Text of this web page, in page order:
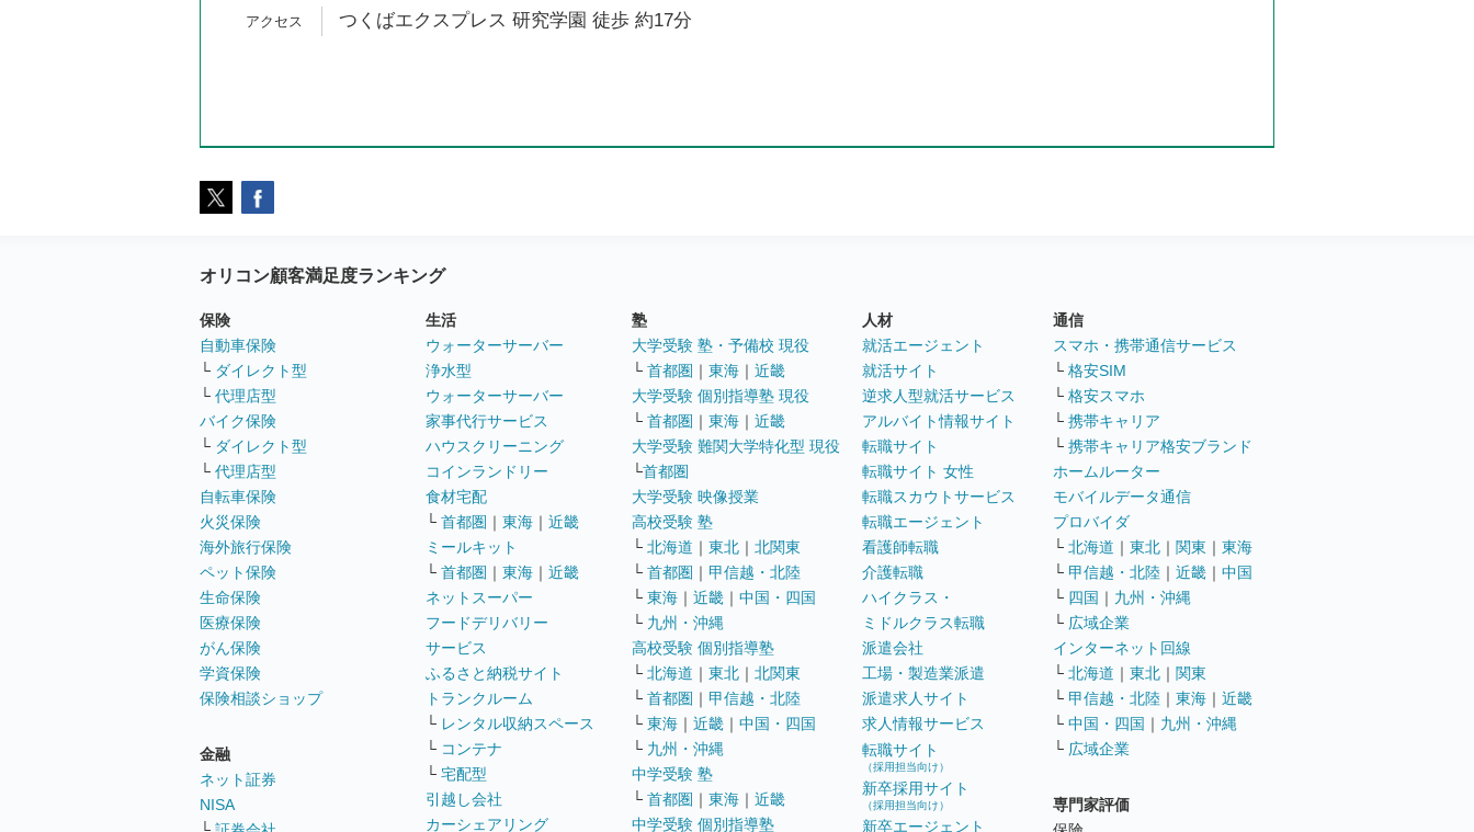
つくばエクスプレス 研究学園 徒歩 約17分
オリコン顧客満足度ランキング
保険
自動車保険
└ ダイレクト型
└ 代理店型
バイク保険
└ ダイレクト型
└ 代理店型
自転車保険
火災保険
海外旅行保険
ペット保険
生命保険
医療保険
がん保険
学資保険
保険相談ショップ
金融
ネット証券
NISA
生活
ウォーターサーバー
浄水型
ウォーターサーバー
家事代行サービス
ハウスクリーニング
コインランドリー
食材宅配
└ 首都圏 ｜ 東海 ｜ 近畿
ミールキット
└ 首都圏 ｜ 東海 ｜ 近畿
ネットスーパー
フードデリバリー
サービス
ふるさと納税サイト
トランクルーム
└ レンタル収納スペース
└ コンテナ
└ 宅配型
引越し会社
カーシェアリング
塾
大学受験 塾・予備校 現役
└ 首都圏 ｜ 東海 ｜ 近畿
大学受験 個別指導塾 現役
└ 首都圏 ｜ 東海 ｜ 近畿
大学受験 難関大学特化型 現役
└首都圏
大学受験 映像授業
高校受験 塾
└ 北海道 ｜ 東北 ｜ 北関東
└ 首都圏 ｜ 甲信越・北陸
└ 東海 ｜ 近畿 ｜ 中国・四国
└ 九州・沖縄
高校受験 個別指導塾
└ 北海道 ｜ 東北 ｜ 北関東
└ 首都圏 ｜ 甲信越・北陸
└ 東海 ｜ 近畿 ｜ 中国・四国
└ 九州・沖縄
中学受験 塾
└ 首都圏 ｜ 東海 ｜ 近畿
中学受験 個別指導塾
人材
就活エージェント
就活サイト
逆求人型就活サービス
アルバイト情報サイト
転職サイト
転職サイト 女性
転職スカウトサービス
転職エージェント
看護師転職
介護転職
ハイクラス・
ミドルクラス転職
派遣会社
工場・製造業派遣
派遣求人サイト
求人情報サービス
転職サイト
（採用担当向け）
新卒採用サイト
（採用担当向け）
新卒エージェント
通信
スマホ・携帯通信サービス
└ 格安SIM
└ 格安スマホ
└ 携帯キャリア
└ 携帯キャリア格安ブランド
ホームルーター
モバイルデータ通信
プロバイダ
└ 北海道 ｜ 東北 ｜ 関東 ｜ 東海
└ 甲信越・北陸 ｜ 近畿 ｜ 中国
└ 四国 ｜ 九州・沖縄
└ 広域企業
インターネット回線
└ 北海道 ｜ 東北 ｜ 関東
└ 甲信越・北陸 ｜ 東海 ｜ 近畿
└ 中国・四国 ｜ 九州・沖縄
└ 広域企業
専門家評価